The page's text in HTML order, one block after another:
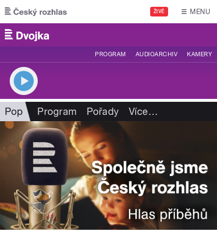
Přejít k hlavnímu obsahu
ŽIVĚ MENU
PROGRAM AUDIOARCHIV KAMERY
Pop Program Pořady Více…